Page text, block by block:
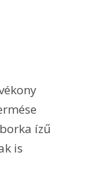
ízű
is